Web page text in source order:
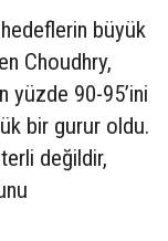
büyük
Choudhry,
yüzde 90-95’ini
bir gurur oldu.
değildir,